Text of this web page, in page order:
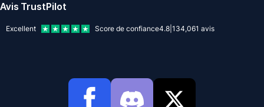
Avis TrustPilot
Excellent Score de confiance4.8 134,061 avis